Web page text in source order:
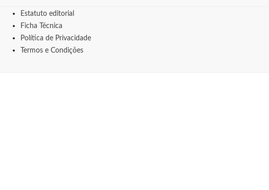
Estatuto editorial
Ficha Técnica
Política de Privacidade
Termos e Condições